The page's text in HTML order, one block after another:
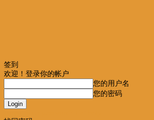
签到
欢迎！登录你的帐户
您的用户名
您的密码